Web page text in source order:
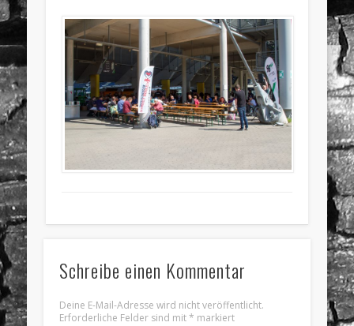
Schreibe einen Kommentar
Deine E-Mail-Adresse wird nicht veröffentlicht.
Erforderliche Felder sind mit* markiert